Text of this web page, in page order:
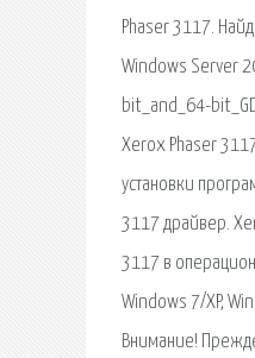
Phaser 3117.
Windows Server
bit_and_64-
Xerox Phaser
установки
3117 драйвер.
3117 в
Windows 7/XP,
Внимание!